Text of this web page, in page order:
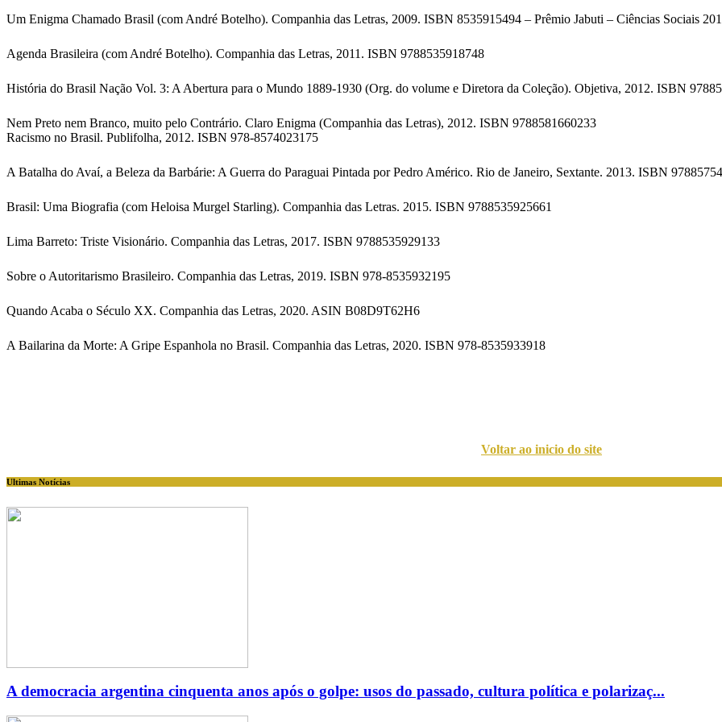
Um Enigma Chamado Brasil (com André Botelho). Companhia das Letras, 2009. ISBN 8535915494 – Prêmio Jabuti – Ciências Sociais
Agenda Brasileira (com André Botelho). Companhia das Letras, 2011. ISBN 9788535918748
História do Brasil Nação Vol. 3: A Abertura para o Mundo 1889-1930 (Org. do volume e Diretora da Coleção). Objetiva, 2012. ISBN
Nem Preto nem Branco, muito pelo Contrário. Claro Enigma (Companhia das Letras), 2012. ISBN 9788581660233
Racismo no Brasil. Publifolha, 2012. ISBN 978-8574023175
A Batalha do Avaí, a Beleza da Barbárie: A Guerra do Paraguai Pintada por Pedro Américo. Rio de Janeiro, Sextante. 2013. ISBN
Brasil: Uma Biografia (com Heloisa Murgel Starling). Companhia das Letras. 2015. ISBN 9788535925661
Lima Barreto: Triste Visionário. Companhia das Letras, 2017. ISBN 9788535929133
Sobre o Autoritarismo Brasileiro. Companhia das Letras, 2019. ISBN 978-8535932195
Quando Acaba o Século XX. Companhia das Letras, 2020. ASIN B08D9T62H6
A Bailarina da Morte: A Gripe Espanhola no Brasil. Companhia das Letras, 2020. ISBN 978-8535933918
Voltar ao inicio do site
Ultimas Notícias
A democracia argentina cinquenta anos após o golpe: usos do passado, cultura política e polarizaç...